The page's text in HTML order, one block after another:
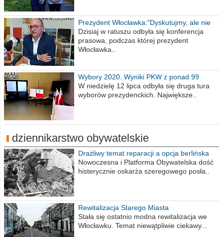
Prezydent Włocławka:"Dyskutujmy, ale nie
obrażajmy się”
Dzisiaj w ratuszu odbyła się konferencja
prasowa, podczas której prezydent
Włocławka..
Wybory 2020. Wyniki PKW z ponad 99
procent obwodów
W niedzielę 12 lipca odbyła się druga tura
wyborów prezydenckich. Największe..
dziennikarstwo obywatelskie
Drażliwy temat reparacji a opcja berlińska
Nowoczesna i Platforma Obywatelska dość
histerycznie oskarża szeregowego posła..
Rewitalizacja Starego Miasta
Stała się ostatnio modna rewitalizacja we
Włocławku. Temat niewątpliwie ciekawy...